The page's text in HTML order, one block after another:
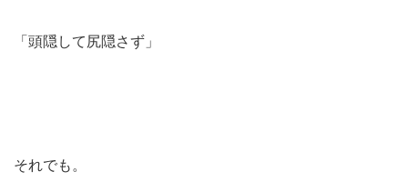
「頭隠して尻隠さず」
それでも。